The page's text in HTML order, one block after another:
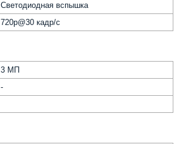
Светодиодная вспышка
720p@30 кадр/с
3 МП
-